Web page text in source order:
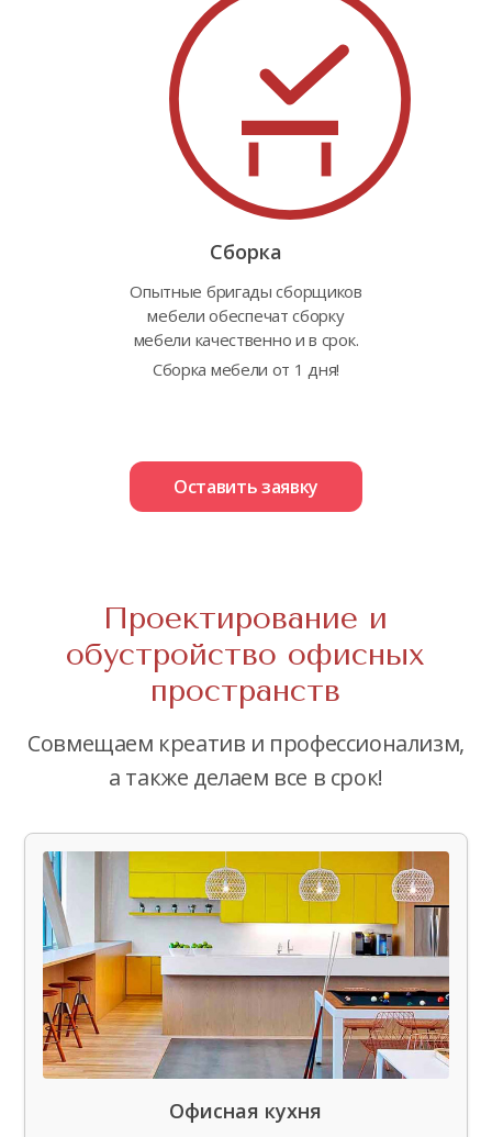
Сборка
Опытные бригады сборщиков
мебели обеспечат сборку
мебели качественно и в срок.
Сборка мебели от 1 дня!
Оставить заявку
Проектирование и
обустройство офисных
пространств
Совмещаем креатив и профессионализм,
а также делаем все в срок!
Офисная кухня